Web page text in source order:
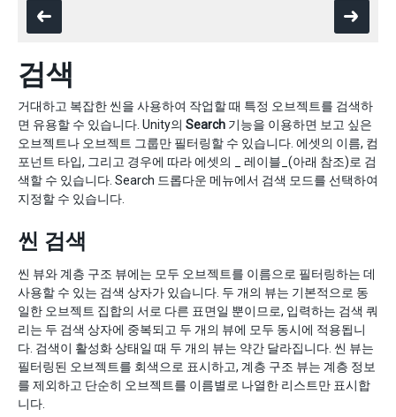
검색
거대하고 복잡한 씬을 사용하여 작업할 때 특정 오브젝트를 검색하
면 유용할 수 있습니다. Unity의 Search 기능을 이용하면 보고 싶은
오브젝트나 오브젝트 그룹만 필터링할 수 있습니다. 에셋의 이름, 컴
포넌트 타입, 그리고 경우에 따라 에셋의 _ 레이블_(아래 참조)로 검
색할 수 있습니다. Search 드롭다운 메뉴에서 검색 모드를 선택하여
지정할 수 있습니다.
씬 검색
씬 뷰와 계층 구조 뷰에는 모두 오브젝트를 이름으로 필터링하는 데
사용할 수 있는 검색 상자가 있습니다. 두 개의 뷰는 기본적으로 동
일한 오브젝트 집합의 서로 다른 표면일 뿐이므로, 입력하는 검색 쿼
리는 두 검색 상자에 중복되고 두 개의 뷰에 모두 동시에 적용됩니
다. 검색이 활성화 상태일 때 두 개의 뷰는 약간 달라집니다. 씬 뷰는
필터링된 오브젝트를 회색으로 표시하고, 계층 구조 뷰는 계층 정보
를 제외하고 단순히 오브젝트를 이름별로 나열한 리스트만 표시합
니다.